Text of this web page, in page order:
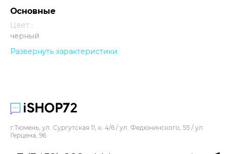
Основные
Цвет :
черный
Прочее
Развернуть характеристики
г.Тюмень, ул. Сургутская 11, к. 4/6 / ул. Федюнинского, 55 / ул.
Герцена, 96